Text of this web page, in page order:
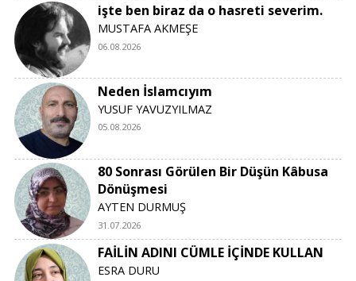
işte ben biraz da o hasreti severim.
MUSTAFA AKMEŞE
06.08.2026
Neden İslamcıyım
YUSUF YAVUZYILMAZ
05.08.2026
80 Sonrası Görülen Bir Düşün Kâbusa
Dönüşmesi
AYTEN DURMUŞ
31.07.2026
FAİLİN ADINI CÜMLE İÇİNDE KULLAN
ESRA DURU